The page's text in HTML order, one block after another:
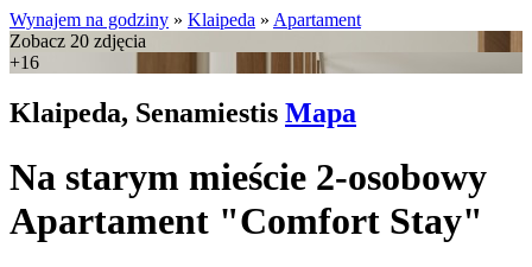
Wynajem na godziny » Klaipeda » Apartament
Zobacz 20 zdjęcia
+16
Klaipeda, Senamiestis Mapa
Na starym mieście 2-osobowy
Apartament "Comfort Stay"